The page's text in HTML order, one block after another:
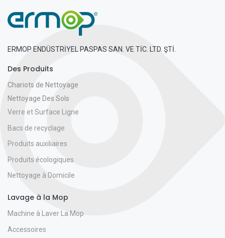
ERMOP ENDÜSTRİYEL PASPAS SAN. VE TİC. LTD. ŞTİ.
Des Produits
Chariots de Nettoyage
Nettoyage Des Sols
Verre et Surface Ligne
Bacs de recyclage
Produits auxiliaires
Produits écologiques
Nettoyage à Domicile
Lavage à la Mop
Machine à Laver La Mop
Accessoires